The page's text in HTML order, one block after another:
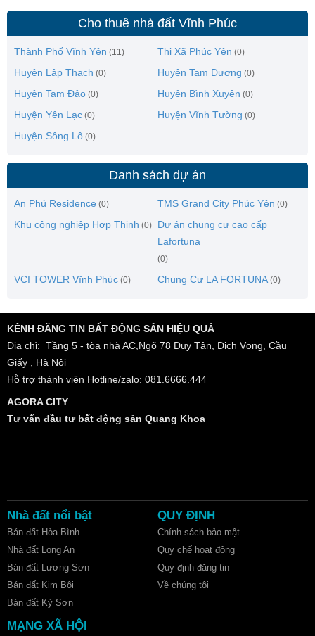
Cho thuê nhà đất Vĩnh Phúc
Thành Phố Vĩnh Yên (11) Thị Xã Phúc Yên (0)
Huyện Lập Thạch (0) Huyện Tam Dương (0)
Huyện Tam Đảo (0) Huyện Bình Xuyên (0)
Huyện Yên Lạc (0) Huyện Vĩnh Tường (0)
Huyện Sông Lô (0)
Danh sách dự án
An Phú Residence (0) TMS Grand City Phúc Yên (0)
Khu công nghiệp Hợp Thịnh (0)
Dự án chung cư cao cấp
Lafortuna
(0)
VCI TOWER Vĩnh Phúc (0) Chung Cư LA FORTUNA (0)
KÊNH ĐĂNG TIN BẤT ĐỘNG SẢN HIỆU QUẢ
Địa chỉ: Tầng 5 - tòa nhà AC,Ngõ 78 Duy Tân, Dịch Vọng, Cầu
Giấy , Hà Nội
Hỗ trợ thành viên Hotline/zalo: 081.6666.444
AGORA CITY
Tư vấn đầu tư bất động sản Quang Khoa
Nhà đất nổi bật
Bán đất Hòa Bình
Nhà đất Long An
Bán đất Lương Sơn
Bán đất Kim Bôi
Bán đất Kỳ Sơn
QUY ĐỊNH
Chính sách bảo mật
Quy chế hoạt động
Quy định đăng tin
Về chúng tôi
MẠNG XÃ HỘI